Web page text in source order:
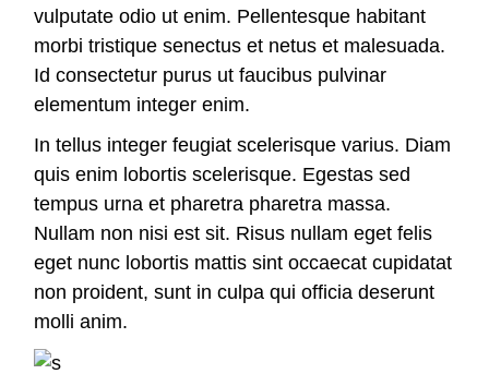
vulputate odio ut enim. Pellentesque habitant
morbi tristique senectus et netus et malesuada.
Id consectetur purus ut faucibus pulvinar
elementum integer enim.
In tellus integer feugiat scelerisque varius. Diam
quis enim lobortis scelerisque. Egestas sed
tempus urna et pharetra pharetra massa.
Nullam non nisi est sit. Risus nullam eget felis
eget nunc lobortis mattis sint occaecat cupidatat
non proident, sunt in culpa qui officia deserunt
molli anim.